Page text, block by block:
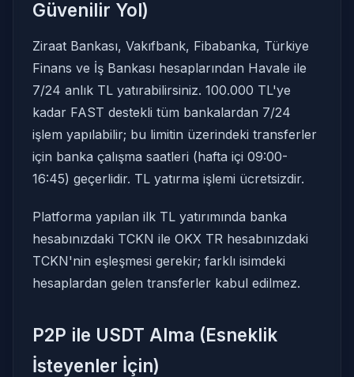
Güvenilir Yol)
Ziraat Bankası, Vakıfbank, Fibabanka, Türkiye
Finans ve İş Bankası hesaplarından Havale ile
7/24 anlık TL yatırabilirsiniz. 100.000 TL'ye
kadar FAST destekli tüm bankalardan 7/24
işlem yapılabilir; bu limitin üzerindeki transferler
için banka çalışma saatleri (hafta içi 09:00-
16:45) geçerlidir. TL yatırma işlemi ücretsizdir.
Platforma yapılan ilk TL yatırımında banka
hesabınızdaki TCKN ile OKX TR hesabınızdaki
TCKN'nin eşleşmesi gerekir; farklı isimdeki
hesaplardan gelen transferler kabul edilmez.
P2P ile USDT Alma (Esneklik
İsteyenler İçin)